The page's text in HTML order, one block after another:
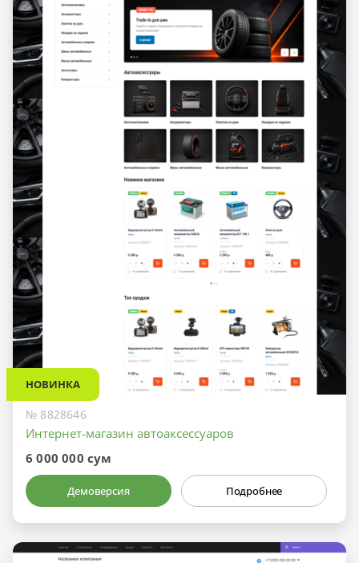
НОВИНКА
№ 8828646
Интернет-магазин автоаксессуаров
6 000 000 сум
Демоверсия Подробнее